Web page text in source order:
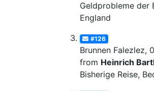
Geldprobleme der
England
#126
Brunnen Falezlez,
from Heinrich
Bisherige Reise,